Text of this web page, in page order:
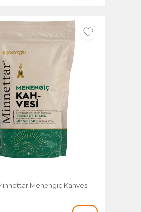
Menengiç Kahvesi